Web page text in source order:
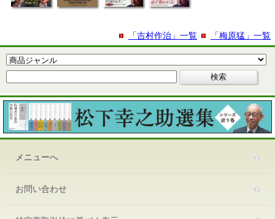
「梅原猛」一覧
「吉村作治」一覧
メニューへ
お問い合わせ